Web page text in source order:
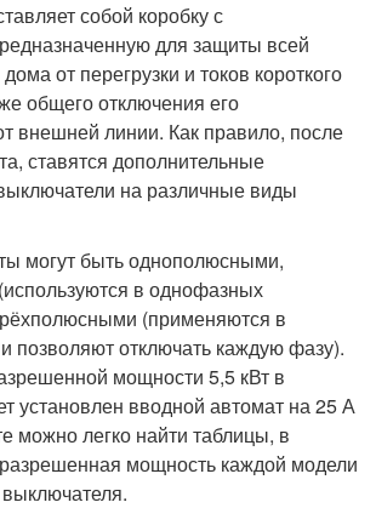
собой коробку с
для защиты всей
от перегрузки и токов короткого
общего отключения его
внешней линии. Как правило, после
ставятся дополнительные
на различные виды
могут быть однополюсными,
в однофазных
(применяются в
позволяют отключать каждую фазу).
мощности 5,5 кВт в
установлен вводной автомат на 25 А
можно легко найти таблицы, в
мощность каждой модели